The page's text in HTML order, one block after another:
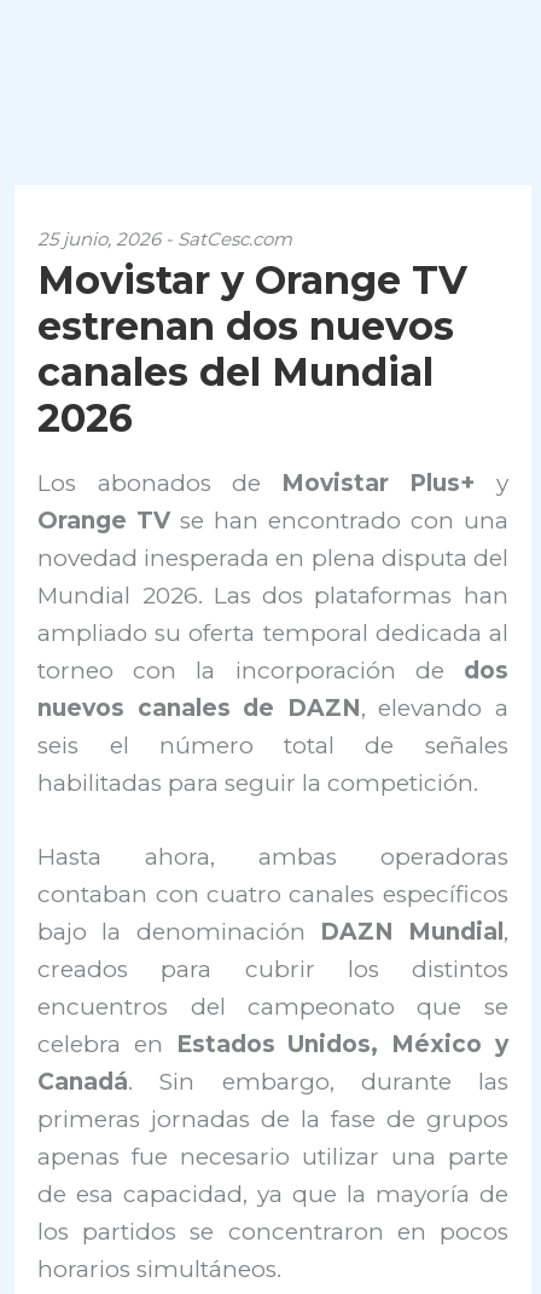
25 junio, 2026 - SatCesc.com
Movistar y Orange TV
estrenan dos nuevos
canales del Mundial
2026
Los abonados de Movistar Plus+ y
Orange TV se han encontrado con una
novedad inesperada en plena disputa del
Mundial 2026. Las dos plataformas han
ampliado su oferta temporal dedicada al
torneo con la incorporación de dos
nuevos canales de DAZN, elevando a
seis el número total de señales
habilitadas para seguir la competición.
Hasta ahora, ambas operadoras
contaban con cuatro canales específicos
bajo la denominación
DAZN Mundial ,
creados para cubrir los distintos
encuentros del campeonato que se
celebra en
Estados Unidos, México y
Canadá. Sin embargo, durante las
primeras jornadas de la fase de grupos
apenas fue necesario utilizar una parte
de esa capacidad, ya que la mayoría de
los partidos se concentraron en pocos
horarios simultáneos.